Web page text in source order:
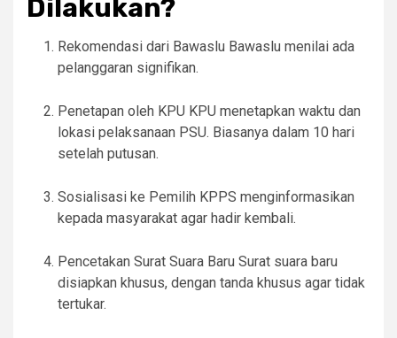
Dilakukan?
Rekomendasi dari Bawaslu Bawaslu menilai ada
pelanggaran signifikan.
Penetapan oleh KPU KPU menetapkan waktu dan
lokasi pelaksanaan PSU. Biasanya dalam 10 hari
setelah putusan.
Sosialisasi ke Pemilih KPPS menginformasikan
kepada masyarakat agar hadir kembali.
Pencetakan Surat Suara Baru Surat suara baru
disiapkan khusus, dengan tanda khusus agar tidak
tertukar.